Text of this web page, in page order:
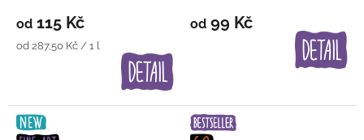
od 115 Kč
Měrná
od 287,50 Kč / 1 l
od 99 Kč